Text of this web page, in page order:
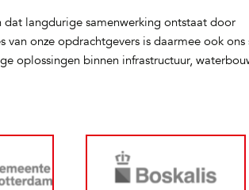
dat langdurige samenwerking ontstaat door
van onze opdrachtgevers is daarmee ook ons
oplossingen binnen infrastructuur,